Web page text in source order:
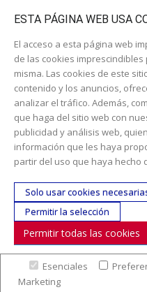
Dirección:c/ Cercedilla nº
Email:contacta aquí
Teléfono:913519435
SÍGUENOS
© Copyright 2017. Todos los
empresa|Aviso legal
ESTA PÁGINA WEB USA
El acceso a esta página web
de las cookies
misma. Las cookies de este
contenido y los anuncios,
analizar el tráfico. Además,
que haga del sitio web con
publicidad y análisis web,
información que les haya
partir del uso que haya hecho
Solo usar cookies
Permitir la selección
Permitir todas las cookies
Esenciales
Marketing